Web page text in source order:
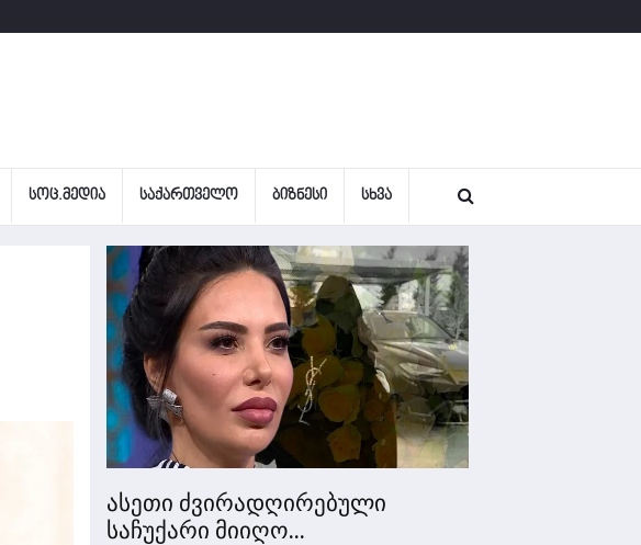
ᲡᲝᲪ.ᲛᲔᲓᲘᲐ ᲡᲐᲥᲐᲠᲗᲕᲔᲚᲝ ᲑᲘᲖᲜᲔᲡᲘ ᲡᲮᲕᲐ
ასეთი ძვირადღირებული
საჩუქარი მიიღო...